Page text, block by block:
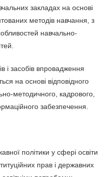
закладах на основі
методів навчання, з
навчально-
і засобів впровадження
на основі відповідного
методичного, кадрового,
забезпечення.
політики у сфері освіти
прав і державних